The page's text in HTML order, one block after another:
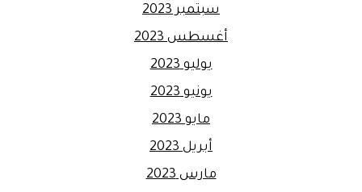
سبتمبر 2023
أغسطس 2023
يوليو 2023
يونيو 2023
مايو 2023
أبريل 2023
مارس 2023